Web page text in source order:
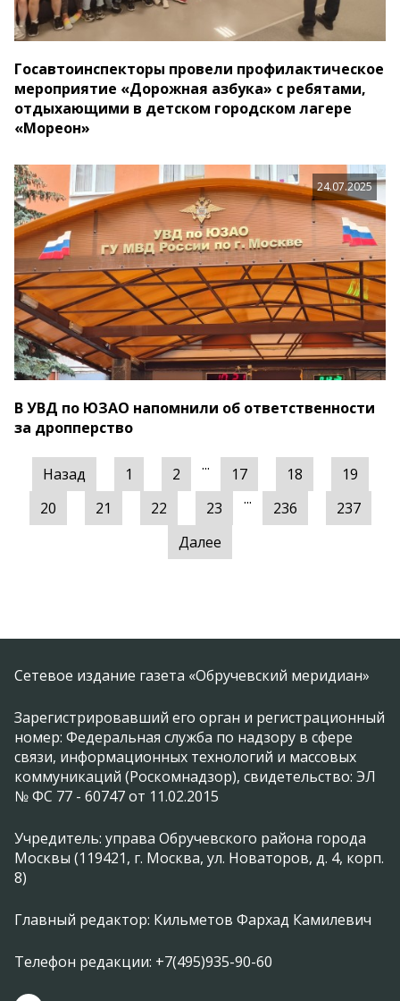
Госавтоинспекторы провели профилактическое
мероприятие «Дорожная азбука» с ребятами,
отдыхающими в детском городском лагере
«Мореон»
24.07.2025
В УВД по ЮЗАО напомнили об ответственности
за дропперство
Назад 1 2 ... 17 18
19
20
21 22 23 ... 236
237
Далее
Сетевое издание газета «Обручевский меридиан»
Зарегистрировавший его орган и регистрационный
номер: Федеральная служба по надзору в сфере
связи, информационных технологий и массовых
коммуникаций (Роскомнадзор), свидетельство: ЭЛ
№ ФС 77 - 60747 от 11.02.2015
Учредитель: управа Обручевского района города
Москвы (119421, г. Москва, ул. Новаторов, д. 4, корп.
8)
Главный редактор: Кильметов Фархад Камилевич
Телефон редакции: +7(495)935-90-60